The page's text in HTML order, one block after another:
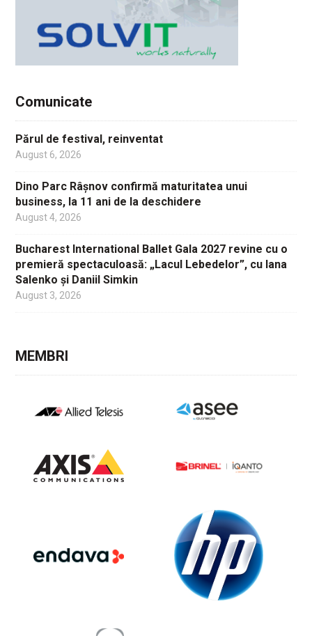
Comunicate
Părul de festival, reinventat
August 6, 2026
Dino Parc Râșnov confirmă maturitatea unui
business, la 11 ani de la deschidere
August 4, 2026
Bucharest International Ballet Gala 2027 revine cu o
premieră spectaculoasă: „Lacul Lebedelor”, cu Iana
Salenko și Daniil Simkin
August 3, 2026
MEMBRI